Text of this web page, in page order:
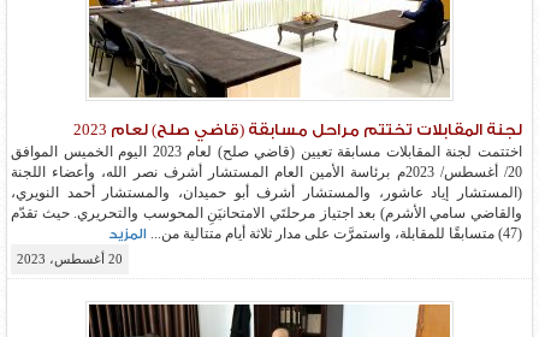
لجنة المقابلات تختتم مراحل مسابقة (قاضي صلح) لعام 2023
اختتمت لجنة المقابلات مسابقة تعيين (قاضي صلح) لعام 2023 اليوم الخميس الموافق
20/ أغسطس/ 2023م برئاسة الأمين العام المستشار أشرف نصر الله، وأعضاء اللجنة
(المستشار إياد عاشور، والمستشار أشرف أبو حميدان، والمستشار أحمد النويري،
والقاضي سامي الأشرم) بعد اجتياز مرحلتَي الامتحانيَنِ المحوسب والتحريري. حيث تقدّم
(47) متسابقًا للمقابلة، واستمرَّت على مدار ثلاثة أيام متتالية من...
المزيد
20 أغسطس، 2023